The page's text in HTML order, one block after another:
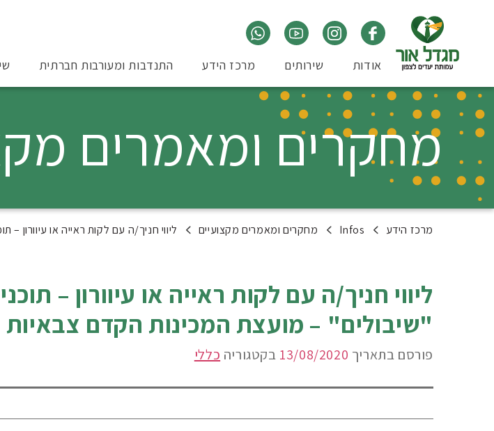
אודות שירותים מרכז הידע התנדבות ומעורבות חברתית
מחקרים ומאמרים
מרכז הידע Infos מחקרים ומאמרים מקצועיים ליווי חניך/ה עם לקות ראייה או עיוורון
ליווי חניך/ה עם לקות ראייה או עיוורון –
"שיבולים" – מועצת המכינות הקדם צבאיות
פורסם בתאריך 13/08/2020 בקטגוריה כללי